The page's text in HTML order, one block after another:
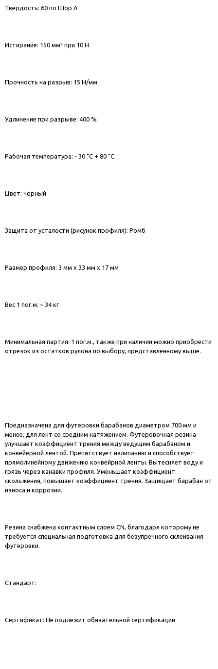
Твердость: 60 по Шор А
Истирание: 150 мм³ при 10 Н
Прочность на разрыв: 15 Н/мм
Удлинение при разрыве: 400 %
Рабочая температура: - 30 ˚С + 80 ˚С
Цвет: чёрный
Защита от усталости (рисунок профиля): Ромб
Размер профиля: 3 мм х 33 мм х 17 мм
Вес 1 пог.м: ~ 34 кг
Минимальная партия: 1 пог.м., также при наличии можно приобрести
отрезок из остатков рулона по выбору, представленному выше.
Предназначена для футеровки барабанов диаметром 700 мм и
менее, для лент со средним натяжением. Футеровочная резина
улучшает коэффициент трения между ведущим барабаном и
конвейерной лентой. Препятствует налипанию и способствует
прямолинейному движению конвейрной ленты. Вытесняет воду и
грязь через канавки профиля. Уменьшает коэффициент
скольжения, повышает коэффициент трения. Защищает барабан от
износа и коррозии.
Резина снабжена контактным слоем CN, благодаря которому не
требуется специальная подготовка для безупречного склеивания
футеровки.
Стандарт:
Сертификат: Не подлежит обязательной сертификации